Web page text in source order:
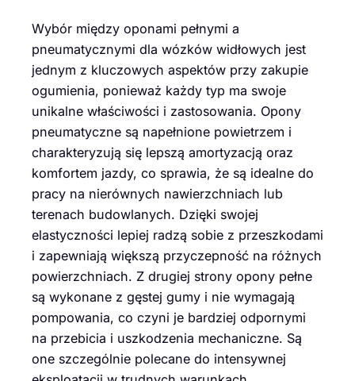
Wybór między oponami pełnymi a
pneumatycznymi dla wózków widłowych jest
jednym z kluczowych aspektów przy zakupie
ogumienia, ponieważ każdy typ ma swoje
unikalne właściwości i zastosowania. Opony
pneumatyczne są napełnione powietrzem i
charakteryzują się lepszą amortyzacją oraz
komfortem jazdy, co sprawia, że są idealne do
pracy na nierównych nawierzchniach lub
terenach budowlanych. Dzięki swojej
elastyczności lepiej radzą sobie z przeszkodami
i zapewniają większą przyczepność na różnych
powierzchniach. Z drugiej strony opony pełne
są wykonane z gęstej gumy i nie wymagają
pompowania, co czyni je bardziej odpornymi
na przebicia i uszkodzenia mechaniczne. Są
one szczególnie polecane do intensywnej